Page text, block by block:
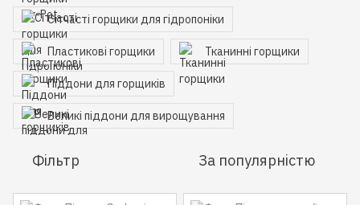
Сітчасті горщики для гідропоніки
Пластикові горщики Тканинні горщики
Піддони для горщиків
Великі піддони для вирощування
Фільтр За популярністю